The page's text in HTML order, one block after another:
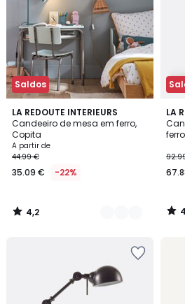
Saldos
LA REDOUTE INTERIEURS
Candeeiro de mesa em ferro,
Copita
Preço
a
partir
35.09
€
A partir de
44.99 €
35.09 € -22%
4,2
/ 5
5
Cores
4,2
/
LA4,7
/ 5
/